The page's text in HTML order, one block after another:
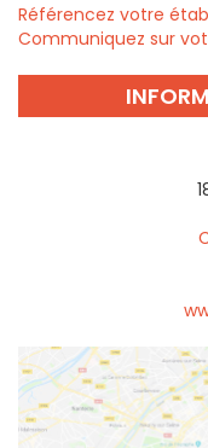
Référencez votre
Communiquez sur